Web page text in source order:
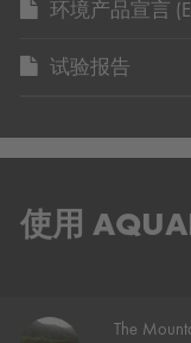
环境产品宣言
试验报告
使用
The